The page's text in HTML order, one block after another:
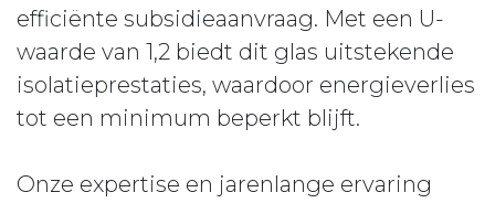
efficiënte subsidieaanvraag. Met een U-
waarde van 1,2 biedt dit glas uitstekende
isolatieprestaties, waardoor energieverlies
tot een minimum beperkt blijft.
Onze expertise en jarenlange ervaring